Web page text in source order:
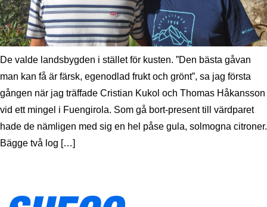
De valde landsbygden i stället för kusten. ”Den bästa gåvan
man kan få är färsk, egenodlad frukt och grönt”, sa jag första
gången när jag träffade Cristian Kukol och Thomas Håkansson
vid ett mingel i Fuengirola. Som gå bort-present till värdparet
hade de nämligen med sig en hel påse gula, solmogna citroner.
Bägge två log […]